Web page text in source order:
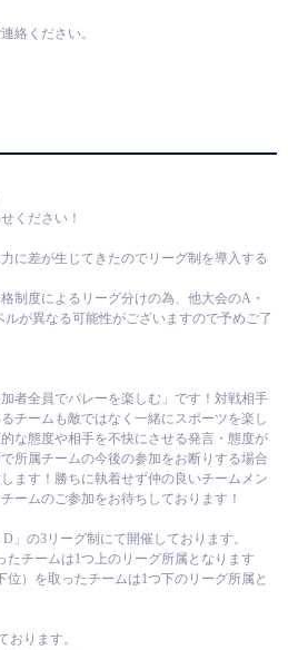
絡ください。
ください！
に差が生じてきたのでリーグ制を導入する
制度によるリーグ分けの為、他大会のA・
が異なる可能性がございますので予めご了
者全員でバレーを楽しむ」です！対戦相手
チームも敵ではなく一緒にスポーツを楽し
な態度や相手を不快にさせる発言・態度が
所属チームの今後の参加をお断りする場合
ます！勝ちに執着せず仲の良いチームメン
ームのご参加をお待ちしております！
」の3リーグ制にて開催しております。
たチームは1つ上のリーグ所属となります
位）を取ったチームは1つ下のリーグ所属と
おります。